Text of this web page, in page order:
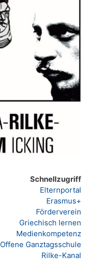
Schnellzugriff
Elternportal
Erasmus+
Förderverein
Griechisch lernen
Medienkompetenz
Offene Ganztagsschule
Rilke-Kanal